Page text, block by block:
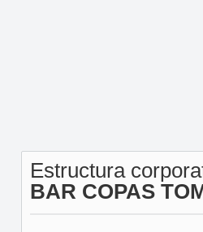
Estructura
BAR COPAS